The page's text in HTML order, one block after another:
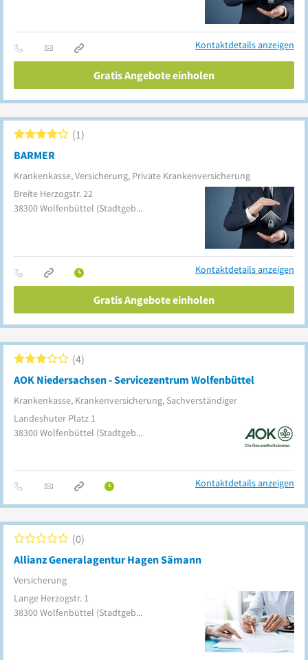
Kontaktdetails anzeigen
Gratis Angebote einholen
BARMER
Krankenkasse, Versicherung, Private Krankenversicherung
1
Breite Herzogstr. 22
38300Wolfenbüttel (Stadtgebiet)
Kontaktdetails anzeigen
Gratis Angebote einholen
AOK Niedersachsen - Servicezentrum Wolfenbüttel
Krankenkasse, Krankenversicherung, Sachverständiger
4
Landeshuter Platz 1
38300Wolfenbüttel (Stadtgebiet)
Kontaktdetails anzeigen
Allianz Generalagentur Hagen Sämann
Versicherung
0
Lange Herzogstr. 1
38300Wolfenbüttel (Stadtgebiet)